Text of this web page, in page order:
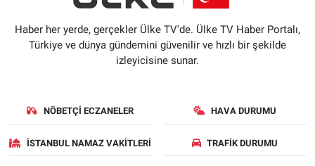
Haber her yerde, gerçekler Ülke TV'de. Ülke TV Haber Portalı,
Türkiye ve dünya gündemini güvenilir ve hızlı bir şekilde
izleyicisine sunar.
NÖBETÇI ECZANELER HAVA DURUMU
İSTANBUL NAMAZ VAKITLERI TRAFIK DURUMU